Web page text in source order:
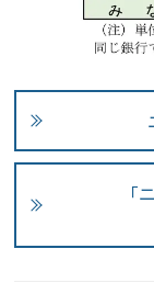
「